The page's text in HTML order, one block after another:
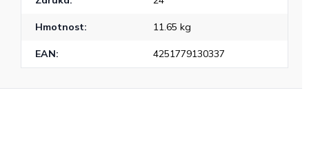
Hmotnost: 11.65 kg
EAN: 4251779130337